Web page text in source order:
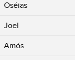
Oséias
Joel
Amós